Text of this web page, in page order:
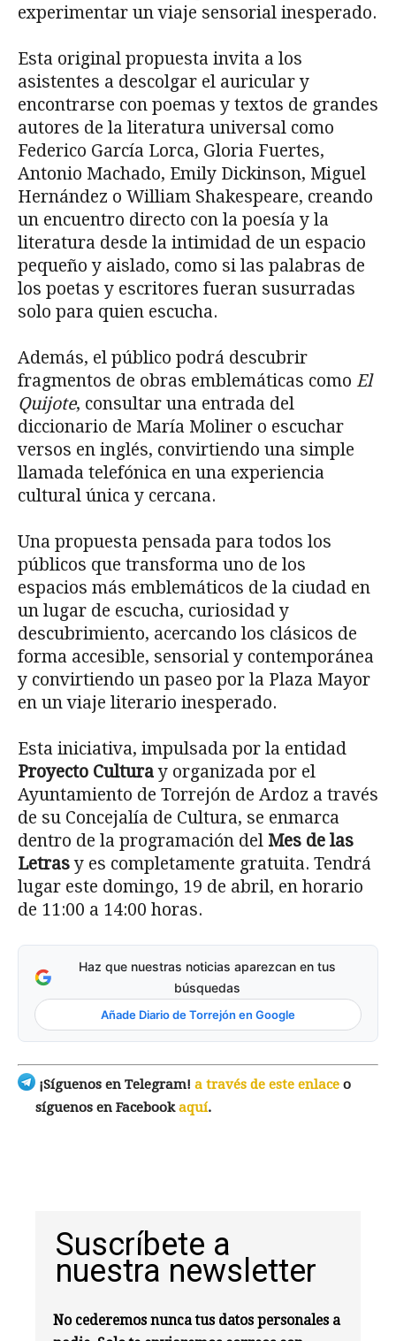
experimentar un viaje sensorial inesperado.
Esta original propuesta invita a los
asistentes a descolgar el auricular y
encontrarse con poemas y textos de grandes
autores de la literatura universal como
Federico García Lorca, Gloria Fuertes,
Antonio Machado, Emily Dickinson, Miguel
Hernández o William Shakespeare, creando
un encuentro directo con la poesía y la
literatura desde la intimidad de un espacio
pequeño y aislado, como si las palabras de
los poetas y escritores fueran susurradas
solo para quien escucha.
Además, el público podrá descubrir
fragmentos de obras emblemáticas como El
Quijote, consultar una entrada del
diccionario de María Moliner o escuchar
versos en inglés, convirtiendo una simple
llamada telefónica en una experiencia
cultural única y cercana.
Una propuesta pensada para todos los
públicos que transforma uno de los
espacios más emblemáticos de la ciudad en
un lugar de escucha, curiosidad y
descubrimiento, acercando los clásicos de
forma accesible, sensorial y contemporánea
y convirtiendo un paseo por la Plaza Mayor
en un viaje literario inesperado.
Esta iniciativa, impulsada por la entidad
Proyecto Culturay organizada por el
Ayuntamiento de Torrejón de Ardoz a través
de su Concejalía de Cultura, se enmarca
dentro de la programación del Mes de las
Letrasy es completamente gratuita. Tendrá
lugar este domingo, 19 de abril, en horario
de 11:00 a 14:00 horas.
Haz que nuestras noticias aparezcan en tus
búsquedas
Añade Diario de Torrejón en Google
¡Síguenos en Telegram! a través de este enlace o
síguenos en Facebookaquí.
Suscríbete a
nuestra newsletter
No cederemos nunca tus datos personales a